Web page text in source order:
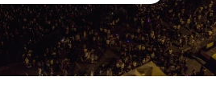
SERVICES